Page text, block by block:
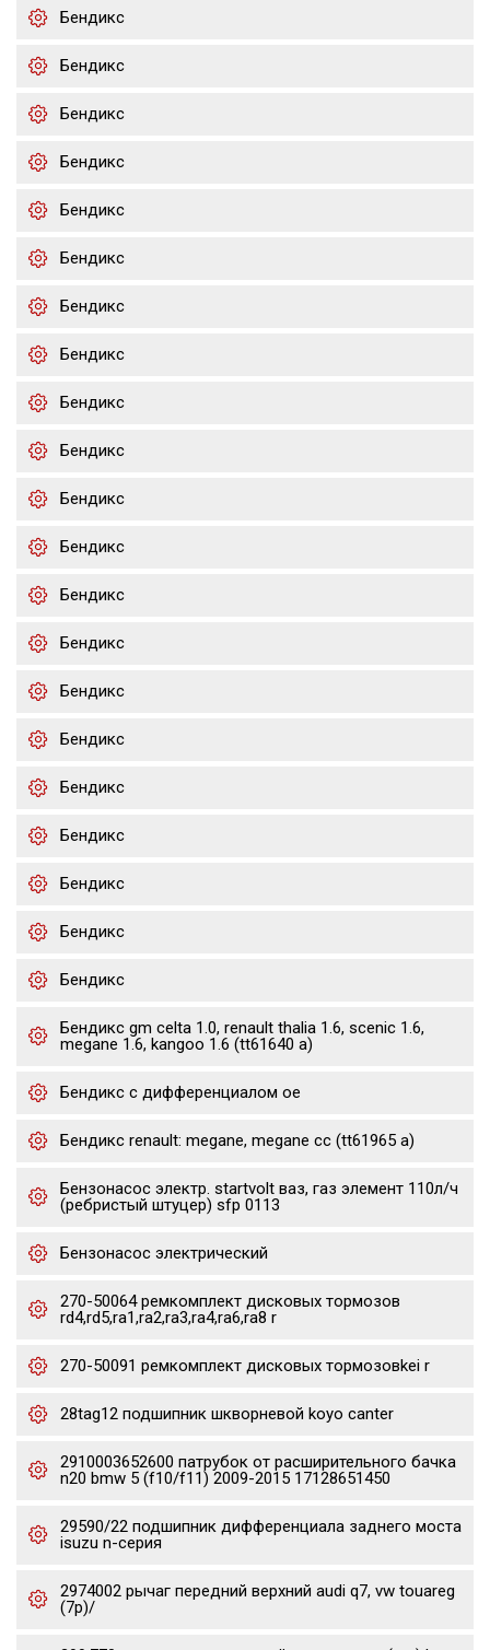
Бендикс
Бендикс
Бендикс
Бендикс
Бендикс
Бендикс
Бендикс
Бендикс
Бендикс
Бендикс
Бендикс
Бендикс
Бендикс
Бендикс
Бендикс
Бендикс
Бендикс
Бендикс
Бендикс
Бендикс
Бендикс
Бендикс gm celta 1.0, renault thalia 1.6, scenic 1.6,
megane 1.6, kangoo 1.6 (tt61640 a)
Бендикс с дифференциалом oe
Бендикс renault: megane, megane cc (tt61965 a)
Бензонасос электр. startvolt ваз, газ элемент 110л/ч
(ребристый штуцер) sfp 0113
Бензонасос электрический
270-50064 ремкомплект дисковых тормозов
rd4,rd5,ra1,ra2,ra3,ra4,ra6,ra8 r
270-50091 ремкомплект дисковых тормозовkei r
28tag12 подшипник шкворневой koyo canter
2910003652600 патрубок от расширительного бачка
n20 bmw 5 (f10/f11) 2009-2015 17128651450
29590/22 подшипник дифференциала заднего моста
isuzu n-серия
2974002 рычаг передний верхний audi q7, vw touareg
(7p)/